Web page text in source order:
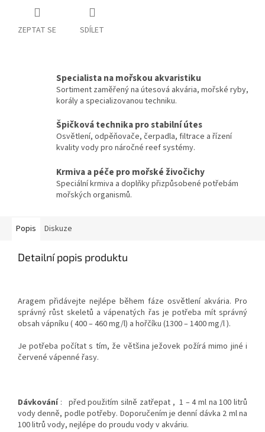
ZEPTAT SE SDÍLET
Specialista na mořskou akvaristiku
Sortiment zaměřený na útesová akvária, mořské ryby,
korály a specializovanou techniku.
Špičková technika pro stabilní útes
Osvětlení, odpěňovače, čerpadla, filtrace a řízení
kvality vody pro náročné reef systémy.
Krmiva a péče pro mořské živočichy
Speciální krmiva a doplňky přizpůsobené potřebám
mořských organismů.
Popis Diskuze
Detailní popis produktu
Aragem přidávejte nejlépe během fáze osvětlení akvária. Pro
správný růst skeletů a vápenatých řas je potřeba mít správný
obsah vápníku ( 400 – 460 mg/l) a hořčíku (1300 – 1400 mg/l ).
Je potřeba počítat s tím, že většina ježovek požírá mimo jiné i
červené vápenné řasy.
Dávkování : před použitím silně zatřepat , 1 – 4 ml na 100 litrů
vody denně, podle potřeby. Doporučením je denní dávka 2 ml na
100 litrů vody, nejlépe do proudu vody v akváriu.